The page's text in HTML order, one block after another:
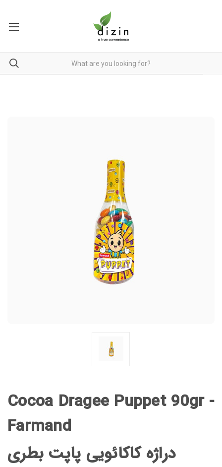
Cocoa Dragee Puppet 90gr -
Farmand
دراژه کاکائویی پاپت بطری